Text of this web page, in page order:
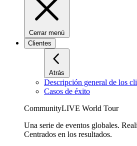
Cerrar menú
Clientes
Atrás
Descripción general de los
Casos de éxito
CommunityLIVE World Tour
Una serie de eventos globales.
Centrados en los resultados.